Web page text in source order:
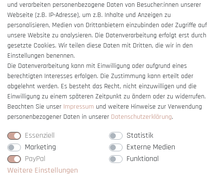
Impressum
Barrierefreiheitserklärung
Vertrag widerrufen
und verarbeiten personenbezogene Daten von Besucher:innen unserer
Webseite (z.B. IP-Adresse), um z.B. Inhalte und Anzeigen zu
personalisieren, Medien von Drittanbietern einzubinden oder Zugriffe auf
unsere Website zu analysieren. Die Datenverarbeitung erfolgt erst durch
gesetzte Cookies. Wir teilen diese Daten mit Dritten, die wir in den
Einstellungen benennen.
Die Datenverarbeitung kann mit Einwilligung oder aufgrund eines
berechtigten Interesses erfolgen. Die Zustimmung kann erteilt oder
abgelehnt werden. Es besteht das Recht, nicht einzuwilligen und die
Einwilligung zu einem späteren Zeitpunkt zu ändern oder zu widerrufen.
Beachten Sie unser Impressum und weitere Hinweise zur Verwendung
personenbezogener Daten in unserer Daten­schutz­erklärung.
Essenziell
Statistik
Marketing
Externe Medien
PayPal
Funktional
Weitere Einstellungen